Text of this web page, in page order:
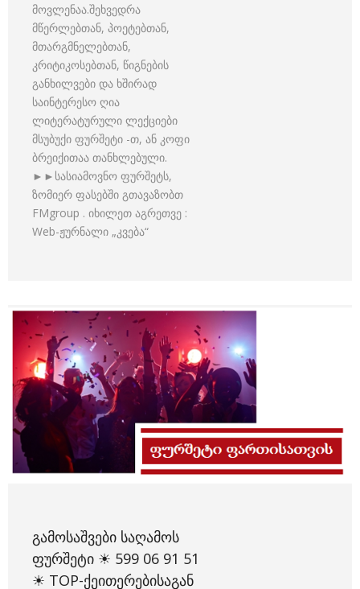
მოვლენაა.შეხვედრა
მწერლებთან, პოეტებთან,
მთარგმნელებთან,
კრიტიკოსებთან, წიგნების
განხილვები და ხშირად
საინტერესო ღია
ლიტერატურული ლექციები
მსუბუქი ფურშეტი -თ, ან კოფი
ბრეიქითაა თანხლებული.
►►სასიამოვნო ფურშეტს,
ზომიერ ფასებში გთავაზობთ
FMgroup . იხილეთ აგრეთვე :
Web-ჟურნალი „კვება“
ᲒᲐᲛᲝᲡᲐᲨᲕᲔᲑᲘ ᲡᲐᲦᲐᲛᲝᲡ
ᲤᲣᲠᲨᲔᲢᲘ ☀ 599 06 91 51
☀ TOP-ᲥᲔᲘᲗᲔᲠᲔᲑᲘᲡᲐᲒᲐᲜ